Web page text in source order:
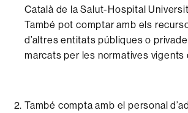
Català de la Salut-Hospital
També pot comptaramb els
d’altres entitats públiques o
marcats perles normatives vigents
També comptaamb elpersonal